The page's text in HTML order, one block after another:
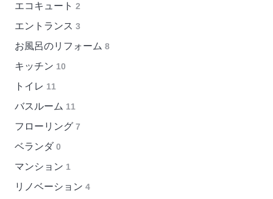
エコキュート 2
エントランス 3
お風呂のリフォーム 8
キッチン 10
トイレ 11
バスルーム 11
フローリング 7
ベランダ 0
マンション 1
リノベーション 4